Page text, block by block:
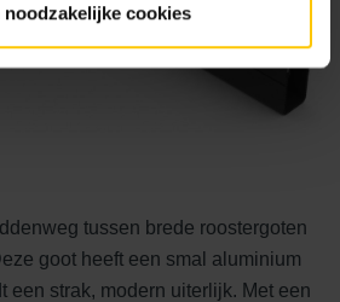
noodzakelijke cookies
tussen brede roostergoten
goot heeft een smal aluminium
een strak, modern uiterlijk. Met een